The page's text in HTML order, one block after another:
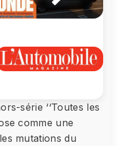
série ‘‘Toutes les
comme une
mutations du